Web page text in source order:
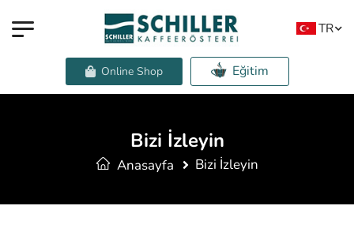
TR
Online Shop Eğitim
Bizi İzleyin
Anasayfa Bizi İzleyin